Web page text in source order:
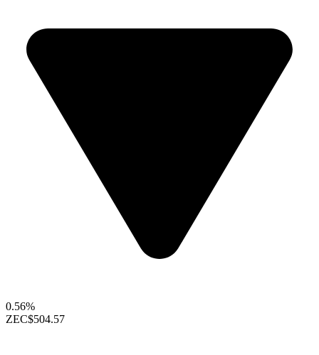
0.56%
ZEC$504.57